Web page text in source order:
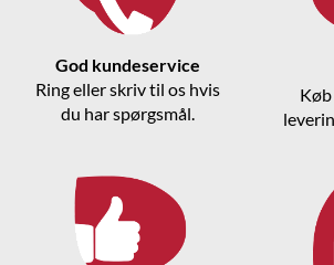
God kundeservice
Ring eller skriv til os hvis
du har spørgsmål.